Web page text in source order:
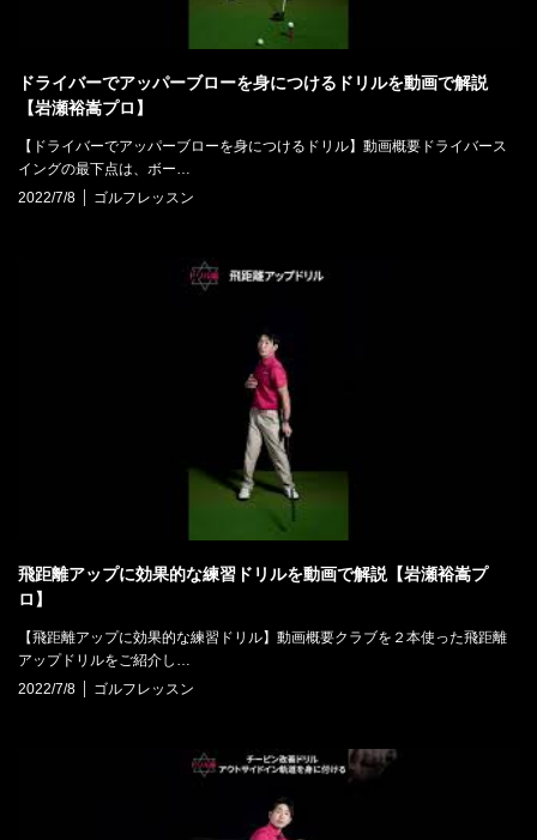
ドライバーでアッパーブローを身につけるドリルを動画で解説
【岩瀬裕嵩プロ】
【ドライバーでアッパーブローを身につけるドリル】動画概要ドライバース
イングの最下点は、ボー…
2022/7/8
ゴルフレッスン
飛距離アップに効果的な練習ドリルを動画で解説【岩瀬裕嵩プ
ロ】
【飛距離アップに効果的な練習ドリル】動画概要クラブを２本使った飛距離
アップドリルをご紹介し…
2022/7/8
ゴルフレッスン